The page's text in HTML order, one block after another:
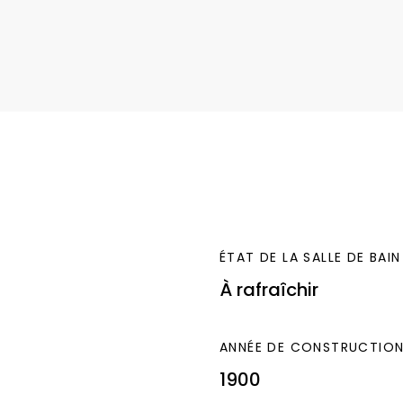
de 1 671 €,
supérieur après
ÉTAT DE LA SALLE DE BAIN
À rafraîchir
ANNÉE DE
1900